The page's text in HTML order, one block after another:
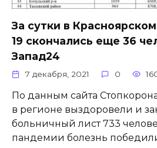
За сутки в
19 скончались еще 36
Запад24
7 декабря, 2021 0
По данным сайта
в регионе выздоровели и
больничный лист 733
пандемии болезнь победили